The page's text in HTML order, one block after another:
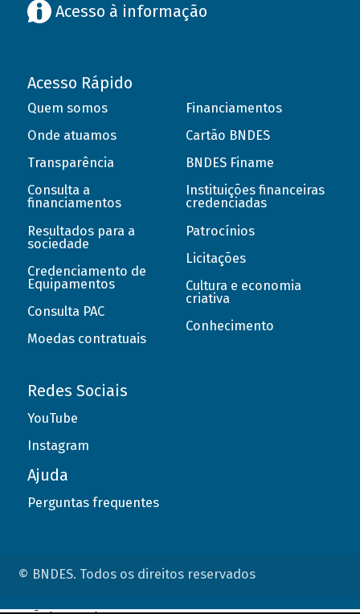
Acesso à informação
Acesso Rápido
Quem somos
Onde atuamos
Transparência
Consulta a
financiamentos
Resultados para a
sociedade
Credenciamento de
Equipamentos
Consulta PAC
Moedas contratuais
Financiamentos
Cartão BNDES
BNDES Finame
Instituições financeiras
credenciadas
Patrocínios
Licitações
Cultura e economia
criativa
Conhecimento
Redes Sociais
YouTube
Instagram
Ajuda
Perguntas frequentes
© BNDES. Todos os direitos reservados